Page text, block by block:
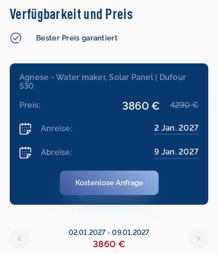
Verfügbarkeit und Preis
Bester Preis garantiert
Agnese - Water maker, Solar Panel | Dufour
530
Preis: 3860 € 4290 €
Anreise: 2 Jan. 2027
Abreise: 9 Jan. 2027
Kostenlose Anfrage
02.01.2027 -09.01.2027
3860 €